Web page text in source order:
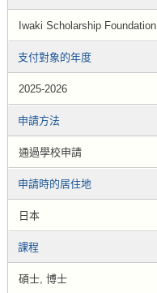
Iwaki Scholarship Foundation
支付對象的年度
2025-2026
申請方法
通過學校申請
申請時的居住地
日本
課程
碩士, 博士